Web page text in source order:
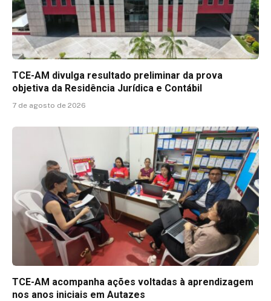
TCE-AM divulga resultado preliminar da prova
objetiva da Residência Jurídica e Contábil
7 de agosto de 2026
TCE-AM acompanha ações voltadas à aprendizagem
nos anos iniciais em Autazes